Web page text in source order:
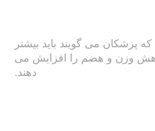
پزشکان می گویند باید بیشتر
وزن و هضم را افزایش می
دهند.